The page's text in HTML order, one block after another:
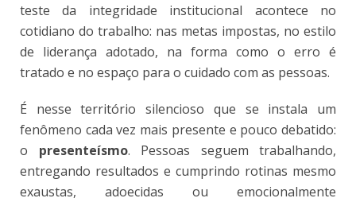
teste da integridade institucional acontece no
cotidiano do trabalho: nas metas impostas, no estilo
de liderança adotado, na forma como o erro é
tratado e no espaço para o cuidado com as pessoas.
É nesse território silencioso que se instala um
fenômeno cada vez mais presente e pouco debatido:
o presenteísmo. Pessoas seguem trabalhando,
entregando resultados e cumprindo rotinas mesmo
exaustas, adoecidas ou emocionalmente